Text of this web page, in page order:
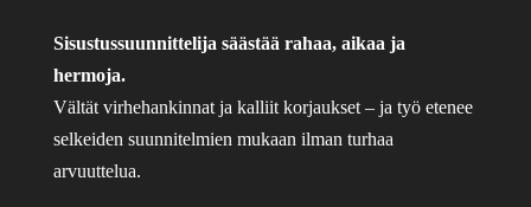
Sisustussuunnittelija säästää rahaa, aikaa ja
hermoja.
Vältät virhehankinnat ja kalliit korjaukset – ja työ etenee
selkeiden suunnitelmien mukaan ilman turhaa
arvuuttelua.